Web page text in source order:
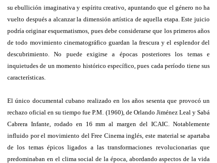
su ebullición imaginativa y espíritu creativo, apuntando que el género no ha
vuelto después a alcanzar la dimensión artística de aquella etapa. Este juicio
podría originar esquematismos, pues debe considerarse que los primeros años
de todo movimiento cinematográfico guardan la frescura y el esplendor del
descubrimiento. No puede exigirse a épocas posteriores los temas e
inquietudes de un momento histórico específico, pues cada período tiene sus
características.
El único documental cubano realizado en los años sesenta que provocó un
rechazo oficial en su tiempo fue P.M. (1960), de Orlando Jiménez Leal y Sabá
Cabrera Infante, rodado en 16 mm al margen del ICAIC. Notablemente
influido por el movimiento del Free Cinema inglés, este material se apartaba
de los temas épicos ligados a las transformaciones revolucionarias que
predominaban en el clima social de la época, abordando aspectos de la vida